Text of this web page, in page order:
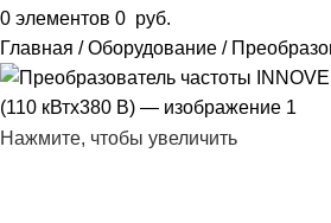
0 элементов 0 руб.
Главная
Оборудование
Нажмите, чтобы увеличить